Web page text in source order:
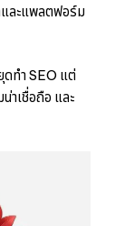
และแพลตฟอร์ม
ดทำ SEO แต่
าเชื่อถือ และ